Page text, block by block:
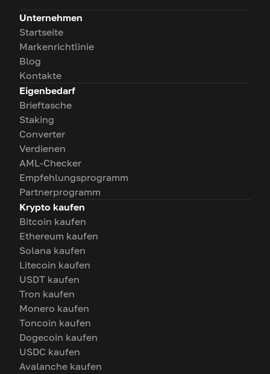
Unternehmen
Startseite
Markenrichtlinie
Blog
Kontakte
Eigenbedarf
Brieftasche
Staking
Converter
Verdienen
AML-Checker
Empfehlungsprogramm
Partnerprogramm
Krypto kaufen
Bitcoin kaufen
Ethereum kaufen
Solana kaufen
Litecoin kaufen
USDT kaufen
Tron kaufen
Monero kaufen
Toncoin kaufen
Dogecoin kaufen
USDC kaufen
Avalanche kaufen